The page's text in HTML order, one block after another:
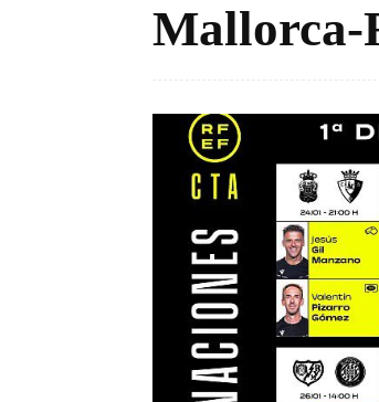
Mallorca-